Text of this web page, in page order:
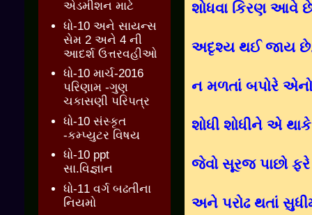
શોધવા કિરણ આવે
અદૃશ્ય થઈ જાય છે.
ન મળતાં બપોરે
શોધી શોધીને એ
જેવો સૂરજ પાછો
અને પરોઢ થતાં
એડમીશન માટે
ધો-10 અને સાયન્સ
સેમ 2 અને 4 ની
આદર્શ ઉત્તરવહીઓ
ધો-10 માર્ચ-2016
પરિણામ -ગુણ
ચકાસણી પરિપત્ર
ધો-10 સંસ્કૃત
-કમ્પ્યુટર વિષય
ધો-10 ppt
સા.વિજ્ઞાન
ધો-11 વર્ગ બઢતીના
નિયમો